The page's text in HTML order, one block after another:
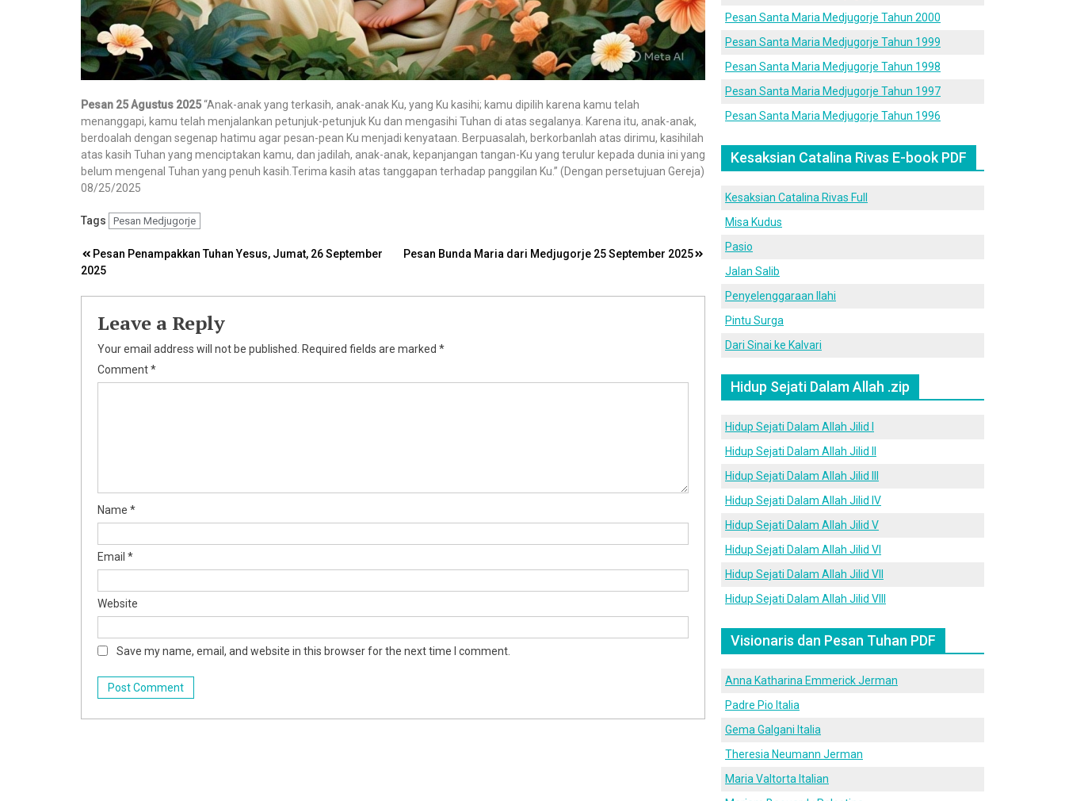
Pesan 25 Agustus 2025“Anak-anak yang terkasih, anak-anak Ku, yang Ku kasihi; kamu dipilih karena kamu telah
menanggapi, kamu telah menjalankan petunjuk-petunjuk Ku dan mengasihi Tuhan di atas segalanya. Karena itu, anak-anak,
berdoalah dengan segenap hatimu agar pesan-pean Ku menjadi kenyataan. Berpuasalah, berkorbanlah atas dirimu, kasihilah
atas kasih Tuhan yang menciptakan kamu, dan jadilah, anak-anak, kepanjangan tangan-Ku yang terulur kepada dunia ini yang
belum mengenal Tuhan yang penuh kasih.Terima kasih atas tanggapan terhadap panggilan Ku.” (Dengan persetujuan Gereja)
08/25/2025
Tags Pesan Medjugorje
Post
navigation
Pesan Penampakkan Tuhan Yesus, Jumat, 26 September
2025
Pesan Bunda Maria dari Medjugorje 25 September 2025
Leave a Reply
Your email address will not be published. Required fields are marked *
Comment*
Name *
Email *
Website
Save my name, email, and website in this browser for the next time I comment.
Pesan Santa Maria Medjugorje Tahun 2000
Pesan Santa Maria Medjugorje Tahun 1999
Pesan Santa Maria Medjugorje Tahun 1998
Pesan Santa Maria Medjugorje Tahun 1997
Pesan Santa Maria Medjugorje Tahun 1996
Kesaksian Catalina Rivas E-book PDF
Kesaksian Catalina Rivas Full
Misa Kudus
Pasio
Jalan Salib
Penyelenggaraan Ilahi
Pintu Surga
Dari Sinai ke Kalvari
Hidup Sejati Dalam Allah .zip
Hidup Sejati Dalam Allah Jilid I
Hidup Sejati Dalam Allah Jilid II
Hidup Sejati Dalam Allah Jilid III
Hidup Sejati Dalam Allah Jilid IV
Hidup Sejati Dalam Allah Jilid V
Hidup Sejati Dalam Allah Jilid VI
Hidup Sejati Dalam Allah Jilid VII
Hidup Sejati Dalam Allah Jilid VIII
Visionaris dan Pesan Tuhan PDF
Anna Katharina Emmerick Jerman
Padre Pio Italia
Gema Galgani Italia
Theresia Neumann Jerman
Maria Valtorta Italian